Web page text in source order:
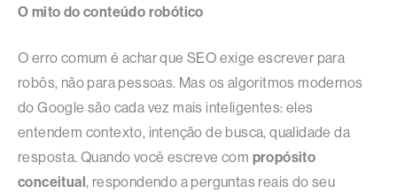
O mito do conteúdo robótico
O erro comum é achar que SEO exige escrever para
robôs, não para pessoas. Mas os algoritmos modernos
do Google são cada vez mais inteligentes: eles
entendem contexto, intenção de busca, qualidade da
resposta. Quando você escreve com propósito
conceitual, respondendo a perguntas reais do seu